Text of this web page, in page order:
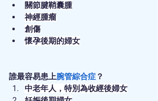
關節腱鞘囊腫
神經腫瘤
創傷
懷孕後期的婦女
誰最容易患上腕管綜合症 ？
中老年人，特別為收經後婦女